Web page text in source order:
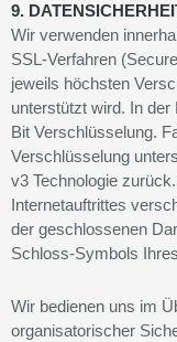
9.
Wir verwenden
SSL-Verfahren
jeweils höchsten
unterstützt wird. In
Bit Verschlüsselung.
Verschlüsselung
v3 Technologie
Internetauftrittes
der geschlossenen
Schloss-Symbols
Wir bedienen uns im
organisatorischer